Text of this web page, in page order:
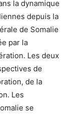
la dynamique
depuis la
de Somalie
par la
Les deux
de
de la
Les
se